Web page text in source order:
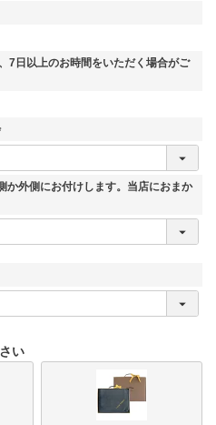
7日以上のお時間をいただく場合がご
か外側にお付けします。当店におまか
い